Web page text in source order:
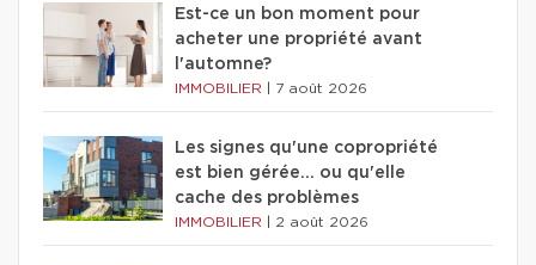
Est-ce un bon moment pour
acheter une propriété avant
l'automne?
IMMOBILIER 7 août 2026
Les signes qu'une copropriété
est bien gérée… ou qu'elle
cache des problèmes
IMMOBILIER 2 août 2026